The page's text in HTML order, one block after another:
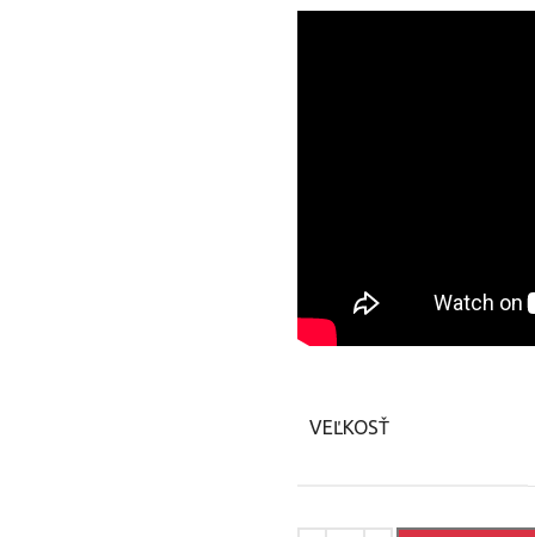
VEĽKOSŤ